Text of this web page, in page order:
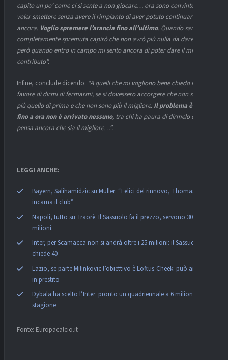
capito un po’ come ci si sente a non giocare… ora sono convinto di
voler smettere senza avere il rimpianto di aver potuto continuare
ancora. Voglio spremere l’arancia fino all’ultimo. Quando sarà
completamente spremuta capirò che non avrò più nulla da dare. Ora
però quando entro in campo mi sento ancora di poter dare il mio
contributo”.
Infine, conclude dicendo: “A quelli che mi vogliono bene chiedo il
favore di dirmi di fermarmi, se si dovessero accorgere che non sono
più quello di prima e che non sono più il migliore. Il problema è che
fino a ora non è arrivato nessuno, tra chi ha paura di dirmelo e chi
pensa ancora che sia il migliore…”.
LEGGI ANCHE:
Bayern, Salihamidzic su Muller: “Felici del rinnovo, Thomas
incarna il club”
Napoli, tutto su Traorè. Il Sassuolo fa il prezzo, servono 30
milioni
Inter, per Scamacca non si andrà oltre i 25 milioni: il Sassuolo ne
chiede 40
Lazio, se parte Milinkovic l’obiettivo è Loftus-Cheek: può arrivare
in prestito
Dybala ha scelto l’Inter: pronto un quadriennale a 6 milioni a
stagione
Fonte: Europacalcio.it